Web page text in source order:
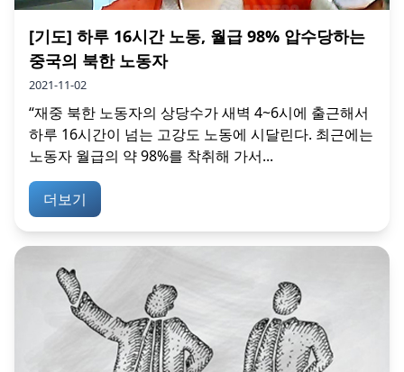
[기도] 하루 16시간 노동, 월급 98% 압수당하는
중국의 북한 노동자
2021-11-02
“재중 북한 노동자의 상당수가 새벽 4~6시에 출근해서
하루 16시간이 넘는 고강도 노동에 시달린다. 최근에는
노동자 월급의 약 98%를 착취해 가서...
더보기